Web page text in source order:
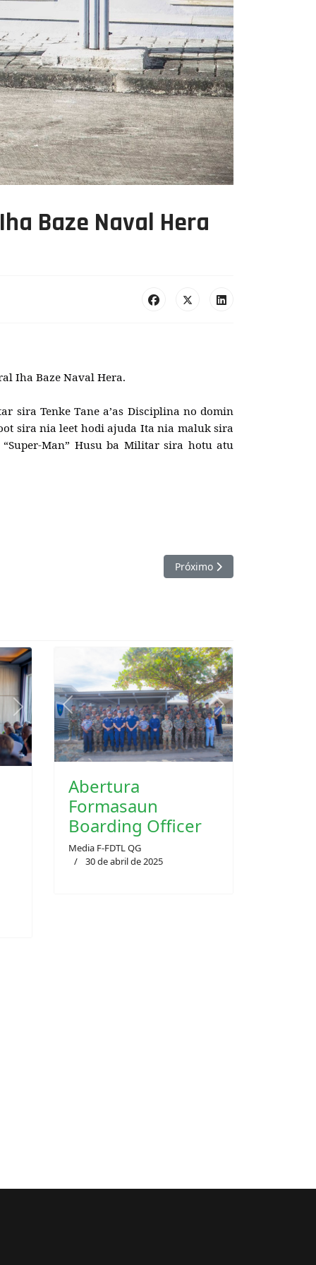
Baze Naval Hera
Iha Baze Naval Hera.
sira Tenke Tane a’as Disciplina no domin
sira nia leet hodi ajuda Ita nia maluk sira
“Super-Man” Husu ba Militar sira hotu atu
Próximo artigo: Comandante
Próximo
Next Previous Next
Abertura
Formasaun
Boarding Officer
Media F-FDTL QG
30 de abril de 2025